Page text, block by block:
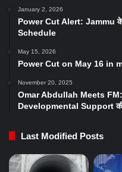
January 2, 2026
Power Cut Alert: Jammu के
Schedule
May 15, 2026
Power Cut on May 16 in
November 20, 2025
Omar Abdullah Meets
Developmental Support की
Last Modified Posts